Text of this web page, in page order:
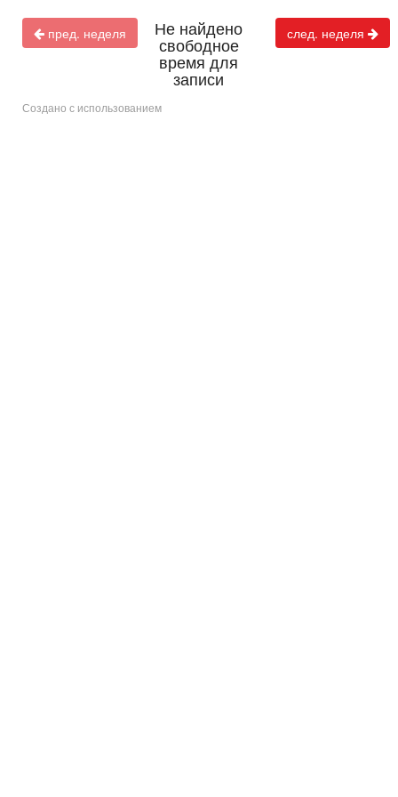
пред. неделя Не найдено
свободное
время для
записи
след. неделя
Создано с использованием